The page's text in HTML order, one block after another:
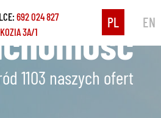
692 024 827
3A/1
PL EN
1103 naszych ofert